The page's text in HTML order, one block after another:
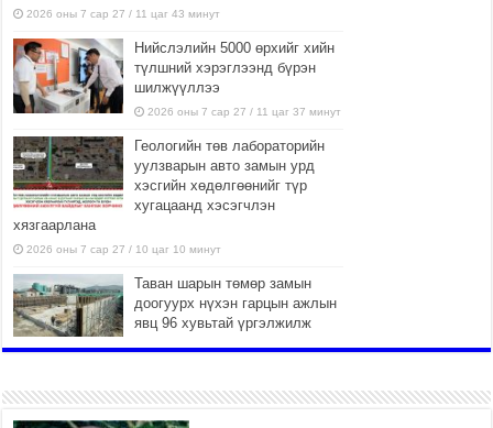
2026 оны 7 сар 27 / 11 цаг 43 минут
Нийслэлийн 5000 өрхийг хийн
түлшний хэрэглээнд бүрэн
шилжүүллээ
2026 оны 7 сар 27 / 11 цаг 37 минут
Геологийн төв лабораторийн
уулзварын авто замын урд
хэсгийн хөдөлгөөнийг түр
хугацаанд хэсэгчлэн
хязгаарлана
2026 оны 7 сар 27 / 10 цаг 10 минут
Таван шарын төмөр замын
доогуурх нүхэн гарцын ажлын
явц 96 хувьтай үргэлжилж
Нийслэлийн харьяа амаржих
газруудыг “Эх, хүүхдийн төв”